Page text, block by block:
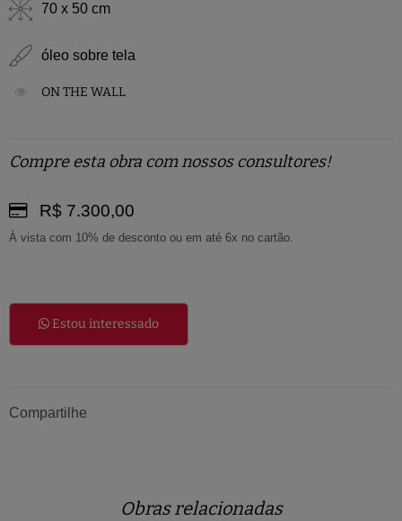
70 x 50 cm
óleo sobre tela
ON THE WALL
Compre esta obra com nossos consultores!
R$ 7.300,00
À vista com 10% de desconto ou em até 6x no cartão.
Estou interessado
Compartilhe
Obras relacionadas